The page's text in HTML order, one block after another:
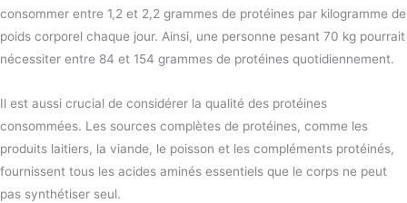
consommer entre 1,2 et 2,2 grammes de protéines par kilogramme de
poids corporel chaque jour. Ainsi, une personne pesant 70 kg pourrait
nécessiter entre 84 et 154 grammes de protéines quotidiennement.
Il est aussi crucial de considérer la qualité des protéines
consommées. Les sources complètes de protéines, comme les
produits laitiers, la viande, le poisson et les compléments protéinés,
fournissent tous les acides aminés essentiels que le corps ne peut
pas synthétiser seul.